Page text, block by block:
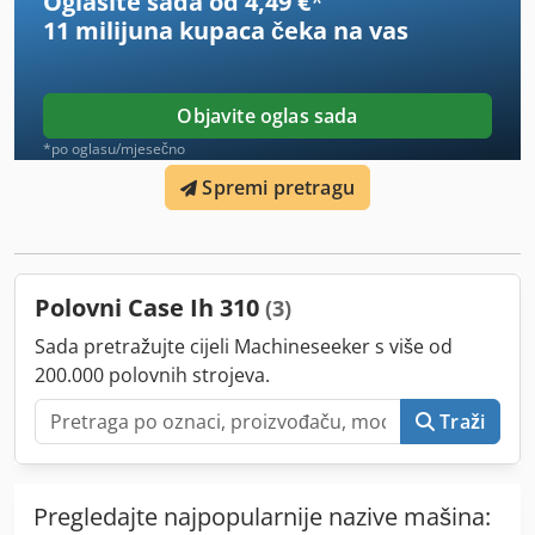
11 milijuna kupaca čeka na vas
Objavite oglas sada
*po oglasu/mjesečno
Spremi pretragu
Polovni Case Ih 310 (3)
Sada pretražujte cijeli Machineseeker s više od
200.000 polovnih strojeva.
Traži
Pregledajte najpopularnije nazive mašina: